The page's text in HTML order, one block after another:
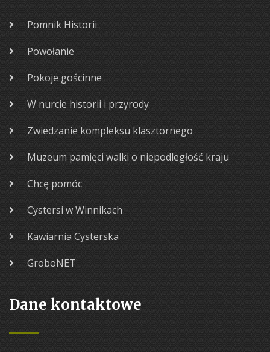
Pomnik Historii
Powołanie
Pokoje gościnne
W nurcie historii i przyrody
Zwiedzanie kompleksu klasztornego
Muzeum pamięci walki o niepodległość kraju
Chcę pomóc
Cystersi w Winnikach
Kawiarnia Cysterska
GroboNET
Dane kontaktowe